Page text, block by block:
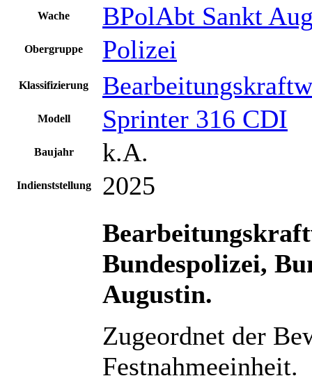
Wache BPolAbt Sankt
Obergruppe Polizei
Klassifizierung
Modell Sprinter 316 CDI
Baujahr k.A.
Indienststellung 2025
Bundespolizei,
Augustin.
Zugeordnet der
Festnahmeeinheit.